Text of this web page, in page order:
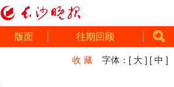
版面 往期回顾
收 藏 字体： [ 大 ] [ 中 ]